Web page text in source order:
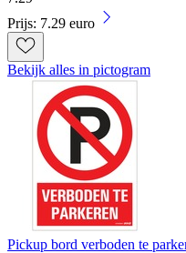
Prijs: 7.29 euro
Bekijk alles in pictogram
Pickup bord verboden te